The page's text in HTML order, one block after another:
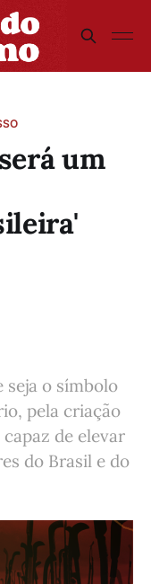
um
seja o símbolo
pela criação
de elevar
do Brasil e do